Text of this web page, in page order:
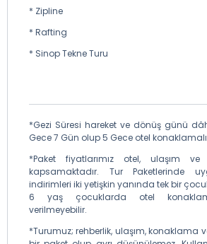
* Zipline
* Rafting
* Sinop Tekne Turu
*Gezi Süresi hareket ve dönüş günü
Gece 7 Gün olup 5 Gece otel
*Paket fiyatlarımız otel, ulaşım ve
kapsamaktadır. Tur Paketlerinde
indirimleri iki yetişkin yanında tek bir
6 yaş çocuklarda otel
verilmeyebilir.
*Turumuz; rehberlik, ulaşım, konaklama